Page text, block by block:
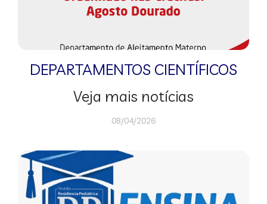
DEPARTAMENTOS CIENTÍFICOS
Veja mais notícias
08/04/2026